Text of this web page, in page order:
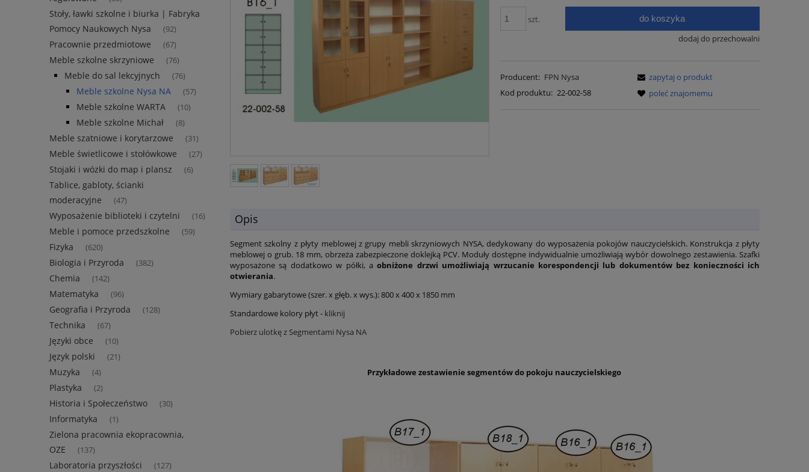
Stoły, ławki szkolne i biurka | Fabryka
Pomocy Naukowych Nysa
(92)
Pracownie przedmiotowe (67)
Meble szkolne skrzyniowe (76)
Meble do sal lekcyjnych (76)
Meble szkolne Nysa NA (57)
Meble szkolne WARTA (10)
Meble szkolne Michał (8)
Meble szatniowe i korytarzowe (31)
Meble świetlicowe i stołówkowe (27)
Stojaki i wózki do map i plansz (6)
Tablice, gabloty, ścianki
moderacyjne
(47)
Wyposażenie biblioteki i czytelni (16)
Meble i pomoce przedszkolne (59)
Fizyka (620)
Biologia i Przyroda (382)
Chemia (142)
Matematyka (96)
Geografia i Przyroda (128)
Technika (67)
Języki obce (10)
Język polski (21)
Muzyka (4)
Plastyka (2)
Historia i Społeczeństwo (30)
Informatyka (1)
Zielona pracownia ekopracownia,
OZE
(137)
Laboratoria przyszłości (127)
szt. do koszyka
dodaj do przechowalni
Producent: FPN Nysa
Kod produktu: 22-002-58
zapytaj o produkt
poleć znajomemu
Opis
Segment szkolny z płyty meblowej z grupy mebli skrzyniowych NYSA, dedykowany do wyposażenia pokojów nauczycielskich. Konstrukcja z płyty
meblowej o grub. 18 mm, obrzeża zabezpieczone doklejką PCV. Moduły dostępne indywidualnie umożliwiają wybór dowolnego zestawienia. Szafki
wyposażone są dodatkowo w półki, aobniżone drzwi umożliwiają wrzucanie korespondencji lub dokumentów bez konieczności ich
otwierania.
Wymiary gabarytowe (szer. x głęb. x wys.): 800 x 400 x 1850 mm
Standardowe kolory płyt - kliknij
Pobierz ulotkę z Segmentami Nysa NA
Przykładowe zestawienie segmentów do pokoju nauczycielskiego